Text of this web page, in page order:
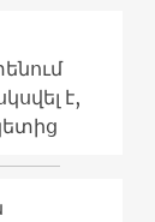
է,